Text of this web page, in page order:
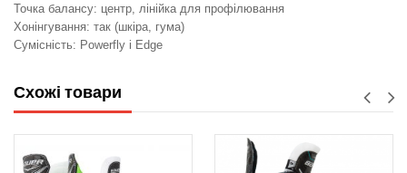
Точка балансу: центр, лінійка для профілювання
Хонінгування: так (шкіра, гума)
Сумісність: Powerfly і Edge
Схожі товари